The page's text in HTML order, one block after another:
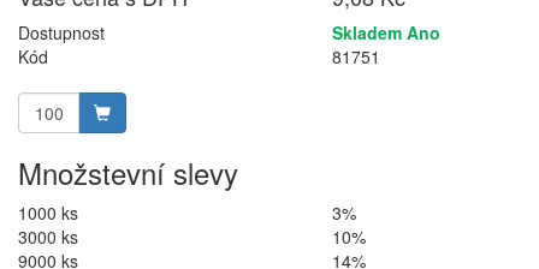
Dostupnost
Skladem Ano
Kód
81751
Množstevní slevy
1000 ks
3%
3000 ks
10%
9000 ks
14%